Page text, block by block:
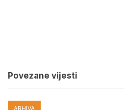
Povezane vijesti
ARHIVA